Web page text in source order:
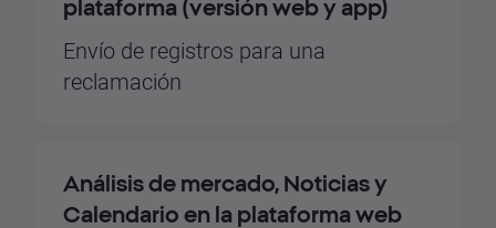
plataforma (versión web y app)
Envío de registros para una
reclamación
Análisis de mercado, Noticias y
Calendario en la plataforma web